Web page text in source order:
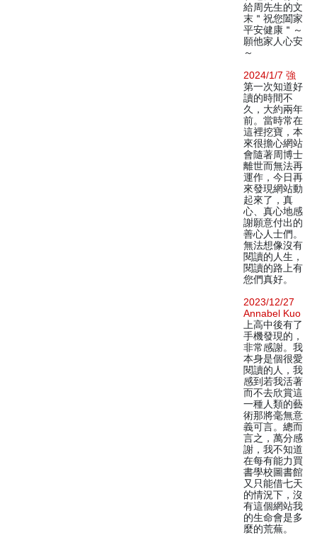
給周先生的文
末＂祝您闔家
平安健康＂～
願他家人心安
～
2024/1/7 強
第一次知道好
讀的時間不
久，大約兩年
前。當時常在
這裡挖寶，本
來很擔心網站
會隨著周博士
離世而無法再
運作，今日再
來發現網站動
起來了，真
心、真心地感
謝願意付出的
善心人士們。
無法想像沒有
閱讀的人生，
閱讀的路上有
您們真好。
2023/12/27
Annabel Kuo
上高中後有了
手機發現的，
非常感謝。我
本身是個很愛
閱讀的人，我
感到若我活著
而不去欣賞這
一種人類的藝
術那將毫無意
義可言。總而
言之，萬分感
謝，我不知道
在每有能力買
書學校圖書館
又只能借七天
的情況下，沒
有這個網站我
的生命會是多
麼的荒蕪。